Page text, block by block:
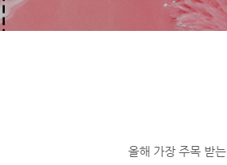
올해 가장 주목 받는